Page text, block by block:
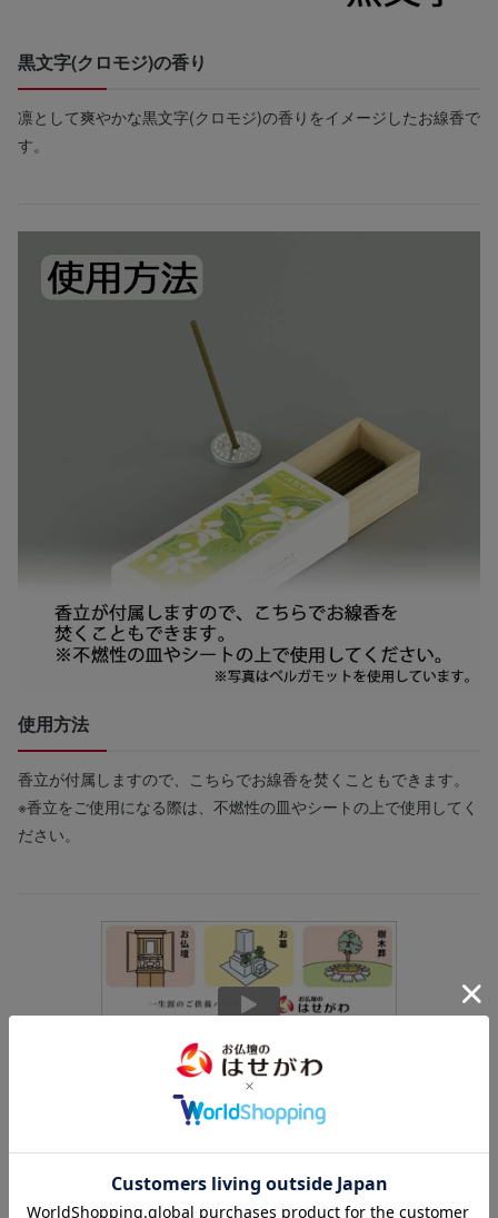
黒文字(クロモジ)の香り
凛として爽やかな黒文字(クロモジ)の香りをイメージしたお線香で
す。
使用方法
香立が付属しますので、こちらでお線香を焚くこともできます。
※香立をご使用になる際は、不燃性の皿やシートの上で使用してく
ださい。
一生涯のご供養パートナー
はせがわは、お仏壇や墓石の販売をはじめ、様々なご供養に関す
るサービスを提供しています。